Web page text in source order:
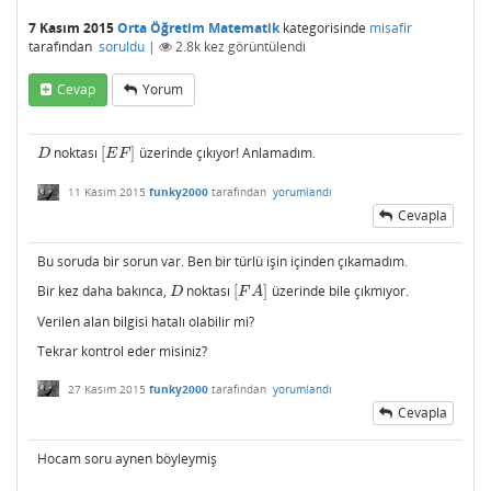
7 Kasım 2015Orta Öğretim Matematikkategorisinde misafir
tarafından soruldu | 2.8k kez görüntülendi
Cevap Yorum
D
D noktası [EF]
[EF] üzerinde çıkıyor! Anlamadım.
11 Kasım 2015 funky2000 tarafından yorumlandı
Cevapla
Bu soruda bir sorun var. Ben bir türlü işin içinden çıkamadım.
Bir kez daha bakınca, D
D noktası [FA]
[FA]
üzerinde bile çıkmıyor.
Verilen alan bilgisi hatalı olabilir mi?
Tekrar kontrol eder misiniz?
27 Kasım 2015 funky2000 tarafından yorumlandı
Cevapla
Hocam soru aynen böyleymiş